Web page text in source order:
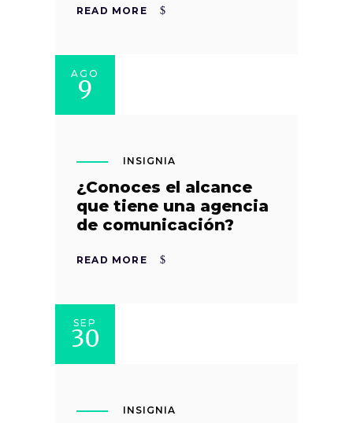
READ MORE
AGO
9
INSIGNIA
¿Conoces el alcance
que tiene una agencia
de comunicación?
READ MORE
SEP
30
INSIGNIA